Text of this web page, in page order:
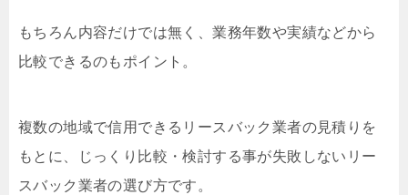
もちろん内容だけでは無く、業務年数や実績などから
比較できるのもポイント。
複数の地域で信用できるリースバック業者の見積りを
もとに、じっくり比較・検討する事が失敗しないリー
スバック業者の選び方です。